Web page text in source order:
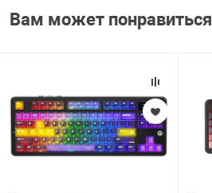
Вам может понравиться